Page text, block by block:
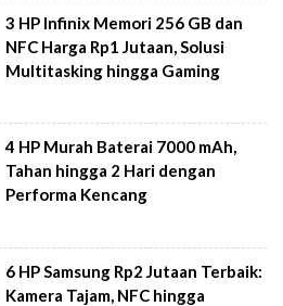
3 HP Infinix Memori 256 GB dan
NFC Harga Rp1 Jutaan, Solusi
Multitasking hingga Gaming
4 HP Murah Baterai 7000 mAh,
Tahan hingga 2 Hari dengan
Performa Kencang
6 HP Samsung Rp2 Jutaan Terbaik:
Kamera Tajam, NFC hingga